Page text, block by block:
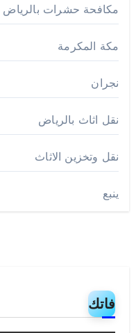
مكافحة حشرات بالرياض
مكة المكرمة
نجران
نقل اثاث بالرياض
نقل وتخزين الاثاث
ينبع
فاتك